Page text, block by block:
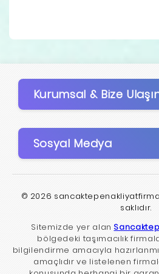
Kurumsal & Bize
Sosyal Medya
© 2026
saklıdır.
Sitemizde yer alan
bölgedeki taşımacılık
bilgilendirme amacıyla
amaçlıdır ve listelenen